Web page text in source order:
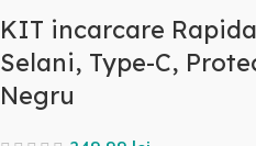
KIT incarcare
Selani, Type-C,
Negru